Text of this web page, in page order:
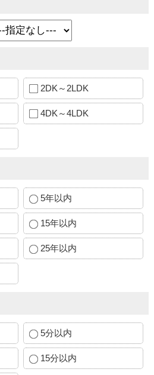
2DK～2LDK
4DK～4LDK
5年以内
15年以内
25年以内
5分以内
15分以内